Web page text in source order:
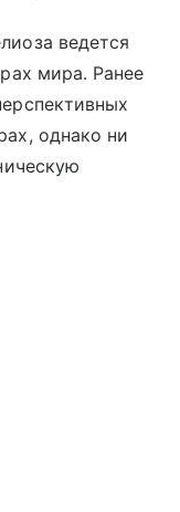
ведется
мира. Ранее
однако ни